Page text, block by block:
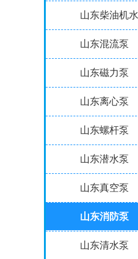
山东柴油机
山东混流泵
山东磁力泵
山东离心泵
山东螺杆泵
山东潜水泵
山东真空泵
山东消防泵
山东清水泵